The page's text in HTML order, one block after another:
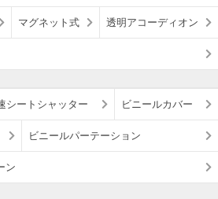
マグネット式 透明アコーディオン
シートシャッター ビニールカバー
ビニールパーテーション
ン